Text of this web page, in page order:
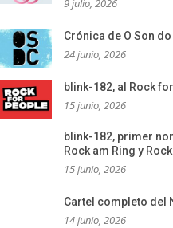
9 julio, 2026
Crónica de O Son
24 junio, 2026
blink-182, al Rock
15 junio, 2026
blink-182, primer
Rock am Ring y
15 junio, 2026
Cartel completo del
14 junio, 2026